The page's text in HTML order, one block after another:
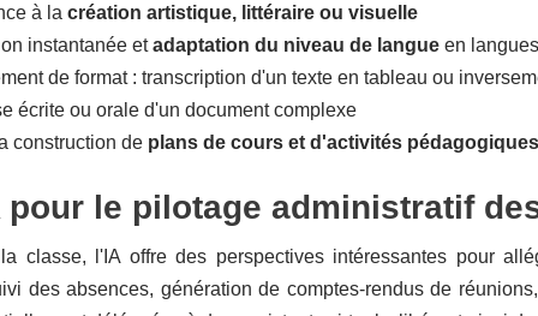
à la création artistique, littéraire ou visuelle
instantanée etadaptation du niveau de langue en
de format : transcription d'un texte en tableau ou
écrite ou orale d'un document complexe
construction de plans de cours et d'activités pédagogiques
pour le pilotage administratif
classe, l'IA offre des perspectives intéressantes pour
des absences, génération de comptes-rendus de